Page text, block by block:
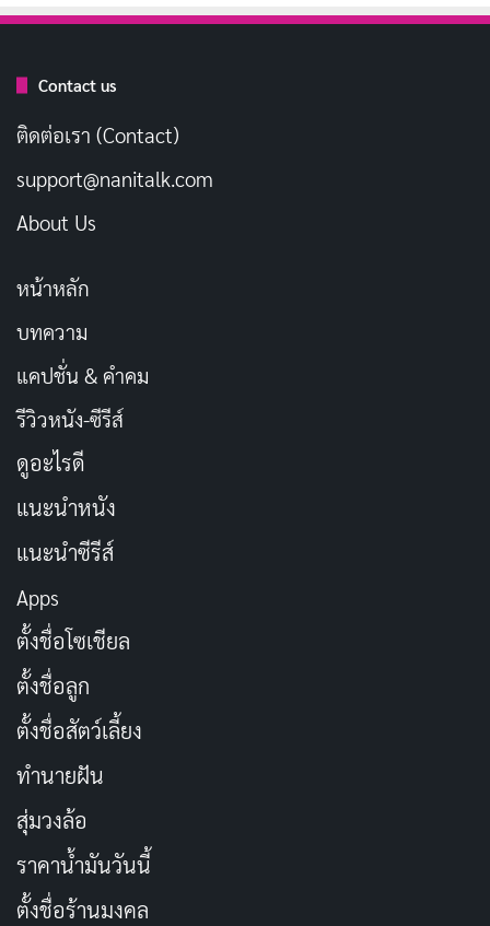
ช่วงเวลาที่อบอุ่นหัวใจ และตัวละครที่น่ารัก อนิเมะเรื่องนี้
บริสุทธิ์ ดังนั้น หยิบป๊อปคอร์นมา นั่งพักผ่อน และเตรียมตัว
น้อยที่จะนำเสียงหัวเราะและมิตรภาพมาสู่ทุกคนที่เธอได้
พบ
วันที่ออกฉาย: 3 กรกฎาคม 2024
นักพากย์หลัก: Kana Yuuki (Torako Koshiyama),
Sora Amamiya (Nokotan)
คะแนน IMDb: 7.5/10
ช่องทางรับชม:
FIRST AIR
Contact us
ติดต่อเรา (Contact)
support@nanitalk.com
About Us
หน้าหลัก
บทความ
แคปชั่น & คำคม
รีวิวหนัง-ซีรีส์
ดูอะไรดี
แนะนำหนัง
แนะนำซีรีส์
Apps
ตั้งชื่อโซเชียล
ตั้งชื่อลูก
ตั้งชื่อสัตว์เลี้ยง
ทำนายฝัน
สุ่มวงล้อ
ราคาน้ำมันวันนี้
ตั้งชื่อร้านมงคล